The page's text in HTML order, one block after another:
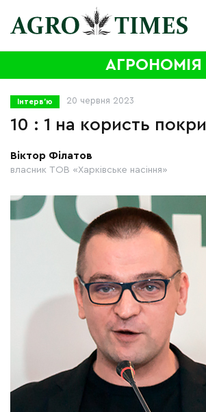
АГРОНОМІЯ
Інтерв'ю 20 червня 2023
10 : 1 на користь
Віктор Філатов
власник ТОВ «Харківське насіння»